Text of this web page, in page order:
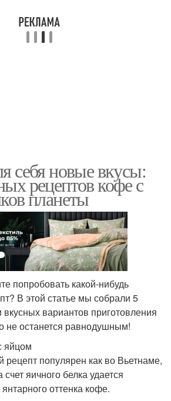
себя новые вкусы:
рецептов кофе с
планеты
попробовать какой-нибудь
В этой статье мы собрали 5
вариантов приготовления
не останется равнодушным!
яйцом
рецепт популярен как во Вьетнаме,
яичного белка удается
оттенка кофе.